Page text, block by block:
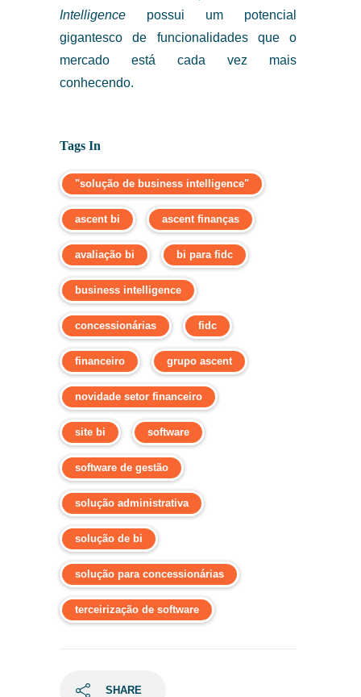
Intelligence possui um potencial
gigantesco de funcionalidades que o
mercado está cada vez mais
conhecendo.
Tags In
"solução de business intelligence"
ascent bi ascent finanças
avaliação bi bi para fidc
business intelligence
concessionárias fidc
financeiro grupo ascent
novidade setor financeiro
site bi software
software de gestão
solução administrativa
solução de bi
solução para concessionárias
terceirização de software
SHARE